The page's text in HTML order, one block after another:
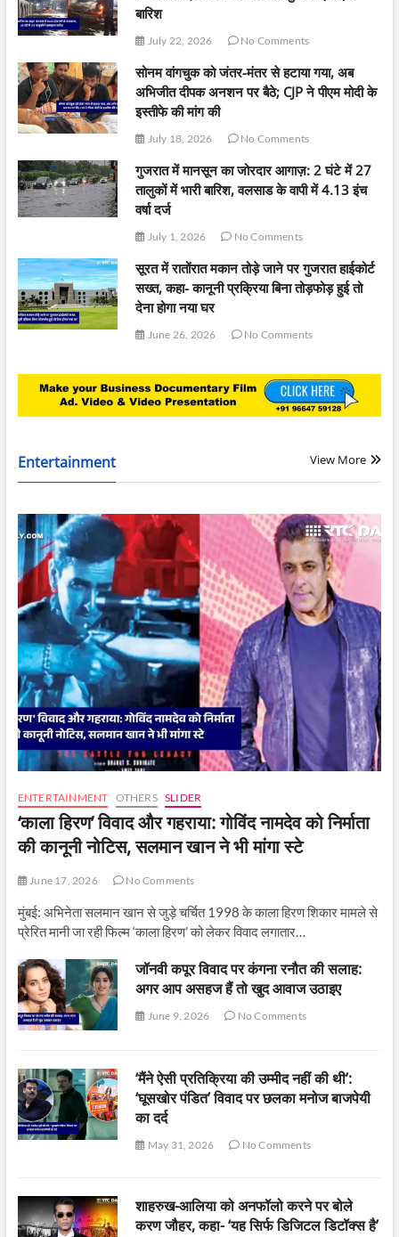
बारिश
July 22, 2026 No Comments
सोनम वांगचुक को जंतर-मंतर से हटाया गया, अब
अभिजीत दीपक अनशन पर बैठे; CJP ने पीएम मोदी के
इस्तीफे की मांग की
July 18, 2026 No Comments
गुजरात में मानसून का जोरदार आगाज़: 2 घंटे में 27
तालुकों में भारी बारिश, वलसाड के वापी में 4.13 इंच
वर्षा दर्ज
July 1, 2026 No Comments
सूरत में रातोंरात मकान तोड़े जाने पर गुजरात हाईकोर्ट
सख्त, कहा- कानूनी प्रक्रिया बिना तोड़फोड़ हुई तो
देना होगा नया घर
June 26, 2026 No Comments
Entertainment View More
ENTERTAINMENT OTHERS SLIDER
‘काला हिरण’ विवाद और गहराया: गोविंद नामदेव को निर्माता
की कानूनी नोटिस, सलमान खान ने भी मांगा स्टे
June 17, 2026 No Comments
मुंबई: अभिनेता सलमान खान से जुड़े चर्चित 1998 के काला हिरण शिकार मामले से
प्रेरित मानी जा रही फिल्म ‘काला हिरण’ को लेकर विवाद लगातार…
जॉनवी कपूर विवाद पर कंगना रनौत की सलाह:
अगर आप असहज हैं तो खुद आवाज उठाइए
June 9, 2026 No Comments
‘मैंने ऐसी प्रतिक्रिया की उम्मीद नहीं की थी’:
‘घूसखोर पंडित’ विवाद पर छलका मनोज बाजपेयी
का दर्द
May 31, 2026 No Comments
शाहरुख-आलिया को अनफॉलो करने पर बोले
करण जौहर, कहा- ‘यह सिर्फ डिजिटल डिटॉक्स है’